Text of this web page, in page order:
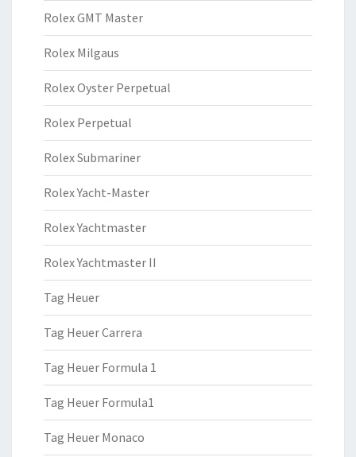
Rolex GMT Master
Rolex Milgaus
Rolex Oyster Perpetual
Rolex Perpetual
Rolex Submariner
Rolex Yacht-Master
Rolex Yachtmaster
Rolex Yachtmaster II
Tag Heuer
Tag Heuer Carrera
Tag Heuer Formula 1
Tag Heuer Formula1
Tag Heuer Monaco